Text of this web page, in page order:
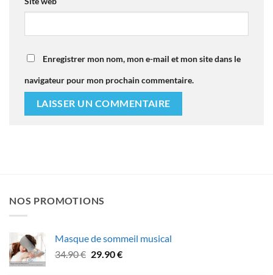
Enregistrer mon nom, mon e-mail et mon site dans le
navigateur pour mon prochain commentaire.
NOS PROMOTIONS
Masque de sommeil musical
34.90€ Le
29.90€Le